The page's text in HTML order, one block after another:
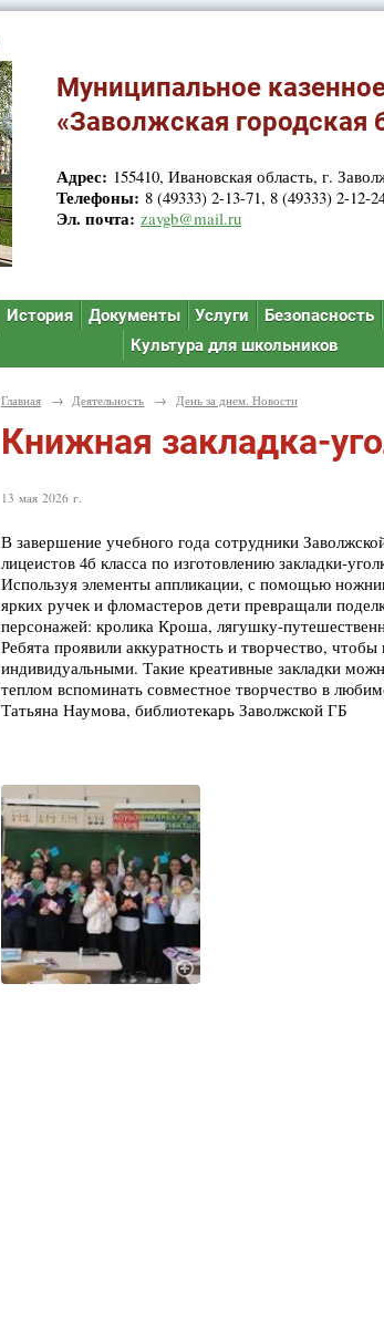
Муниципальное
«Заволжская городская
Адрес: 155410, Ивановская область, г.
Телефоны: 8 (49333) 2-13-71, 8 (49333) 2-12-
Эл. почта: zavgb@mail.ru
История Документы Услуги Безопасность
Культура для школьников
Главная → Деятельность → День за днем. Новости
Книжная закладка-
13 мая 2026 г.
В завершение учебного года сотрудники
лицеистов 4б класса по изготовлению закладки-
Используя элементы аппликации, с помощью
ярких ручек и фломастеров дети превращали
персонажей: кролика Кроша, лягушку-
Ребята проявили аккуратность и творчество,
индивидуальными. Такие креативные закладки
теплом вспоминать совместное творчество в
Татьяна Наумова, библиотекарь Заволжской ГБ